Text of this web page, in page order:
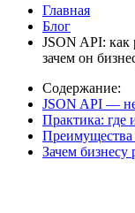
Главная
Блог
JSON API: как
зачем он
Содержание:
JSON API — не
Практика: где
Зачем бизнесу